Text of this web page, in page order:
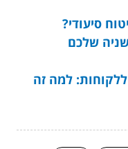
סיעודי?
שלכם
ללקוחות: למה זה